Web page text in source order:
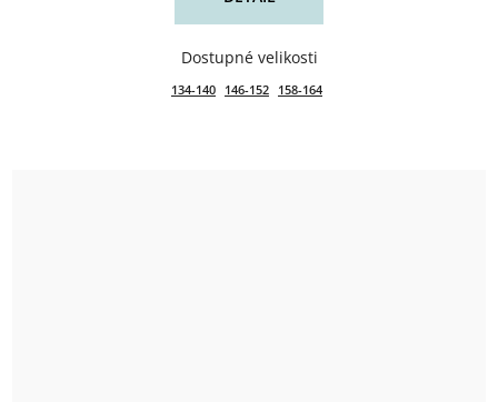
134-140 146-152 158-164